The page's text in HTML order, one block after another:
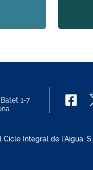
1-7
Integral de l'Aigua,